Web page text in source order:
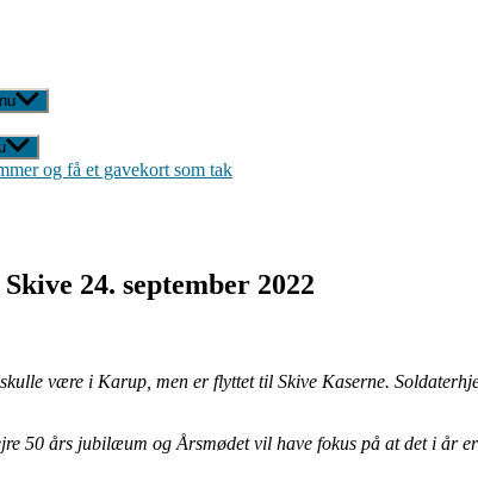
og få et gavekort som tak
24. september 2022
være i Karup, men er flyttet til Skive Kaserne.
50 års jubilæum og Årsmødet vil have fokus på at det i år